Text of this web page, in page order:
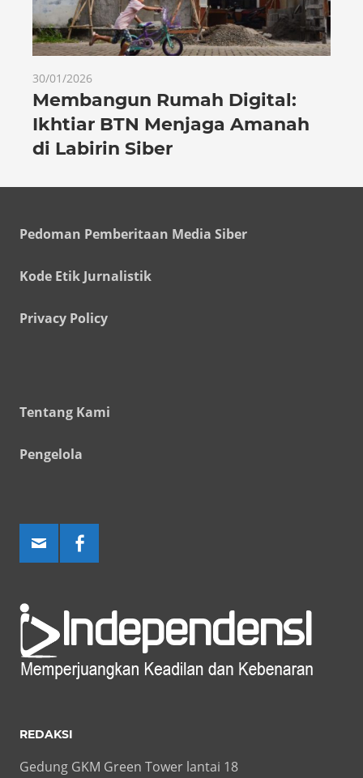
30/01/2026
Membangun Rumah Digital:
Ikhtiar BTN Menjaga Amanah
di Labirin Siber
Pedoman Pemberitaan Media Siber
Kode Etik Jurnalistik
Privacy Policy
Tentang Kami
Pengelola
REDAKSI
Gedung GKM Green Tower lantai 18